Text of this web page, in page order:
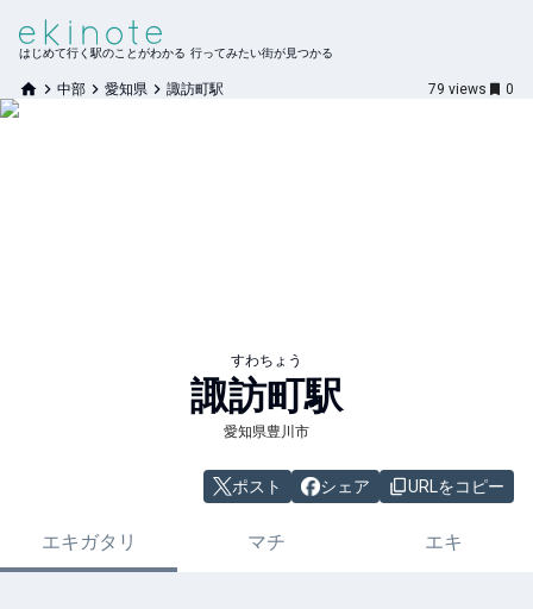
はじめて行く駅のことがわかる 行ってみたい街が見つかる
中部 愛知県 諏訪町駅 79 views 0
すわちょう
諏訪町駅
愛知県豊川市
ポスト シェア URLをコピー
エキガタリ マチ エキ